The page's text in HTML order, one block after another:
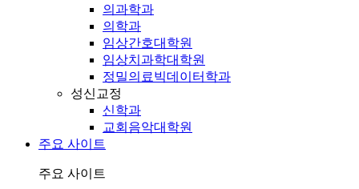
의과학과
의학과
임상간호대학원
임상치과학대학원
정밀의료빅데이터학과
성신교정
신학과
교회음악대학원
주요 사이트
주요 사이트